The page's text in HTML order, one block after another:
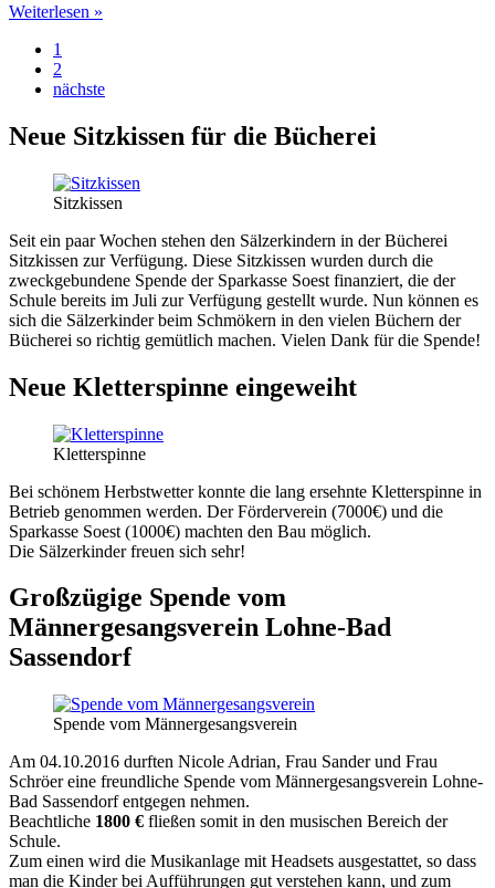
Weiterlesen »
1
2
nächste
Neue Sitzkissen für die Bücherei
Sitzkissen
Seit ein paar Wochen stehen den Sälzerkindern in der Bücherei
Sitzkissen zur Verfügung. Diese Sitzkissen wurden durch die
zweckgebundene Spende der Sparkasse Soest finanziert, die der
Schule bereits im Juli zur Verfügung gestellt wurde. Nun können es
sich die Sälzerkinder beim Schmökern in den vielen Büchern der
Bücherei so richtig gemütlich machen. Vielen Dank für die Spende!
Neue Kletterspinne eingeweiht
Kletterspinne
Bei schönem Herbstwetter konnte die lang ersehnte Kletterspinne in
Betrieb genommen werden. Der Förderverein (7000€) und die
Sparkasse Soest (1000€) machten den Bau möglich.
Die Sälzerkinder freuen sich sehr!
Großzügige Spende vom
Männergesangsverein Lohne-Bad
Sassendorf
Spende vom Männergesangsverein
Am 04.10.2016 durften Nicole Adrian, Frau Sander und Frau
Schröer eine freundliche Spende vom Männergesangsverein Lohne-
Bad Sassendorf entgegen nehmen.
Beachtliche 1800 € fließen somit in den musischen Bereich der
Schule.
Zum einen wird die Musikanlage mit Headsets ausgestattet, so dass
man die Kinder bei Aufführungen gut verstehen kann, und zum